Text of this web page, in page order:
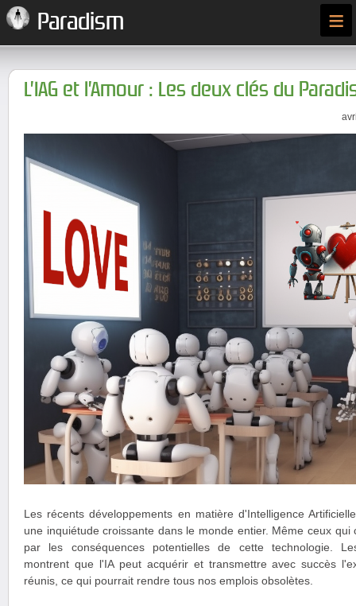
Paradism ≡
L’IAG et l’Amour : Les deux clés du
Les récents développements en matière d'Intelligence
une inquiétude croissante dans le monde entier. Même ceux qui
par les conséquences potentielles de cette technologie.
montrent que l'IA peut acquérir et transmettre avec succès
réunis, ce qui pourrait rendre tous nos emplois obsolètes.